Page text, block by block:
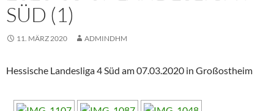
SÜD (1)
11. MÄRZ 2020 ADMINDHM
Hessische Landesliga 4 Süd am 07.03.2020 in Großostheim